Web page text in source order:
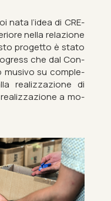
nata l’idea di CRE­
nella relazione
pro­getto è stato
che dal Con­
mus­ivo su com­ple­
realizza­zione di
a mo­